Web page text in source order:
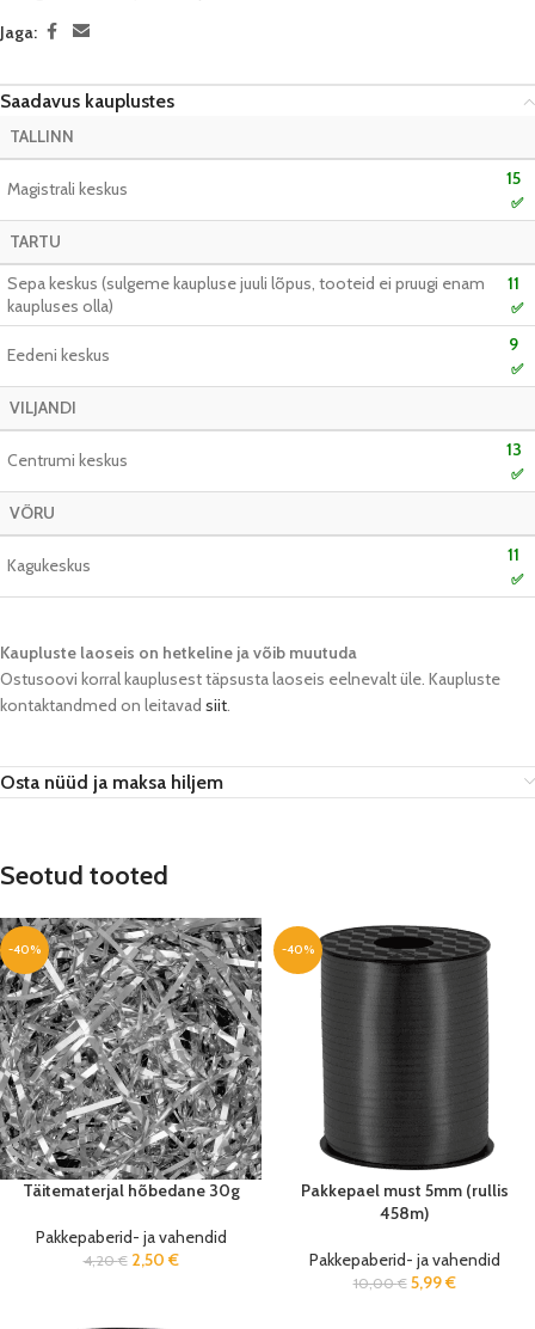
Jaga:
Saadavus kauplustes
TALLINN
Magistrali keskus 15
✅
TARTU
Sepa keskus (sulgeme kaupluse juuli lõpus, tooteid ei pruugi enam
kaupluses olla)
11
✅
Eedeni keskus 9
✅
VILJANDI
Centrumi keskus 13
✅
VÕRU
Kagukeskus 11
✅
Kaupluste laoseis on hetkeline ja võib muutuda​
Ostusoovi korral kauplusest täpsusta laoseis eelnevalt üle. Kaupluste
kontaktandmed on leitavad siit.
Osta nüüd ja maksa hiljem
Seotud tooted
-40%
Täitematerjal hõbedane 30g
Pakkepaberid- ja vahendid
4,20€ 2,50 €
-40%
Pakkepael must 5mm (rullis
458m)
Pakkepaberid- ja vahendid
10,00€ 5,99€